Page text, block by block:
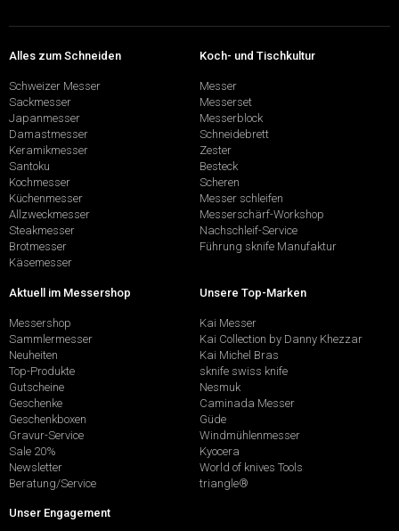
Alles zum Schneiden
Schweizer Messer
Sackmesser
Japanmesser
Damastmesser
Keramikmesser
Santoku
Kochmesser
Küchenmesser
Allzweckmesser
Steakmesser
Brotmesser
Käsemesser
Koch- und Tischkultur
Messer
Messerset
Messerblock
Schneidebrett
Zester
Besteck
Scheren
Messer schleifen
Messerschärf-Workshop
Nachschleif-Service
Führung sknife Manufaktur
Aktuell im Messershop
Messershop
Sammlermesser
Neuheiten
Top-Produkte
Gutscheine
Geschenke
Geschenkboxen
Gravur-Service
Sale 20%
Newsletter
Beratung/Service
Unsere Top-Marken
Kai Messer
Kai Collection by Danny Khezzar
Kai Michel Bras
sknife swiss knife
Nesmuk
Caminada Messer
Güde
Windmühlenmesser
Kyocera
World of knives Tools
triangle®
Unser Engagement